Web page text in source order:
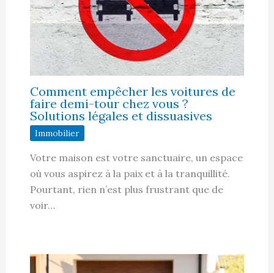
Comment empêcher les voitures de
faire demi-tour chez vous ?
Solutions légales et dissuasives
Immobilier
Votre maison est votre sanctuaire, un espace
où vous aspirez à la paix et à la tranquillité.
Pourtant, rien n’est plus frustrant que de
voir…